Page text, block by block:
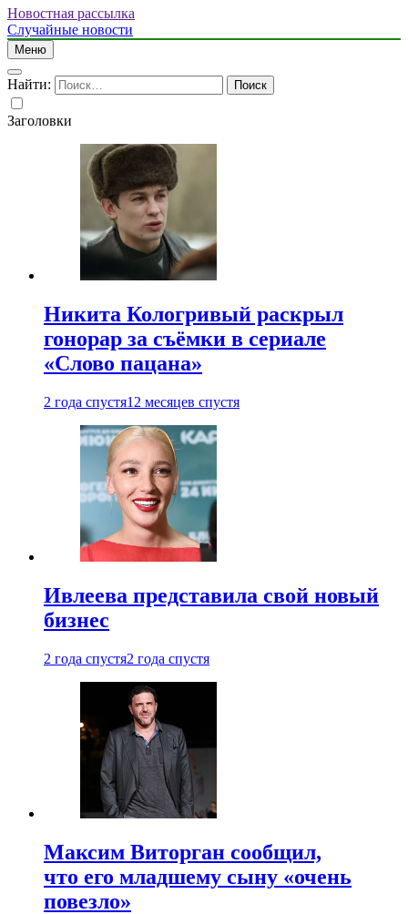
Новостная рассылка
Случайные новости
Меню
Найти:
Заголовки
Никита Кологривый раскрыл
гонорар за съёмки в сериале
«Слово пацана»
2 года спустя12 месяцев спустя
Ивлеева представила свой новый
бизнес
2 года спустя2 года спустя
Максим Виторган сообщил,
что его младшему сыну «очень
повезло»